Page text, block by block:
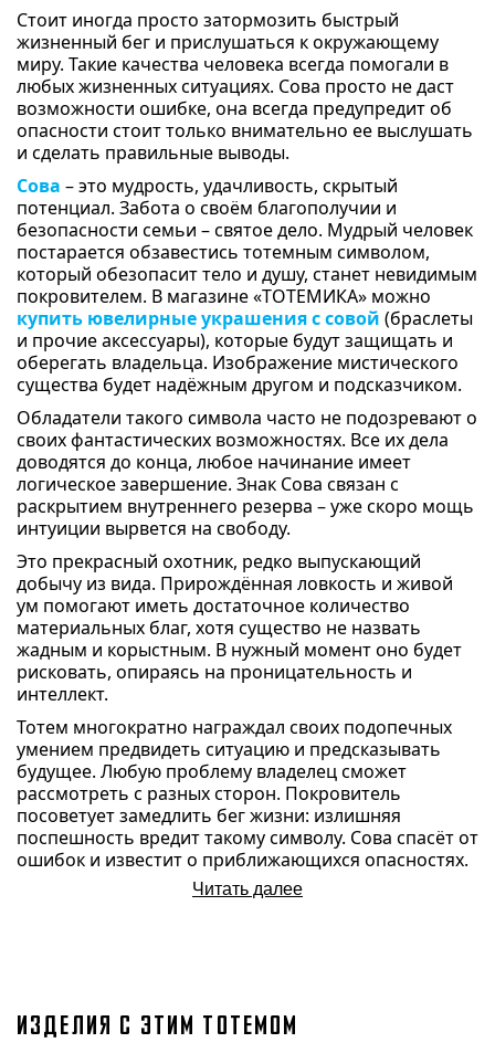
Стоит иногда просто затормозить быстрый
жизненный бег и прислушаться к окружающему
миру. Такие качества человека всегда помогали в
любых жизненных ситуациях. Сова просто не даст
возможности ошибке, она всегда предупредит об
опасности стоит только внимательно ее выслушать
и сделать правильные выводы.
Сова – это мудрость, удачливость, скрытый
потенциал. Забота о своём благополучии и
безопасности семьи – святое дело. Мудрый человек
постарается обзавестись тотемным символом,
который обезопасит тело и душу, станет невидимым
покровителем. В магазине «ТОТЕМИКА» можно
купить ювелирные украшения с совой (браслеты
и прочие аксессуары), которые будут защищать и
оберегать владельца. Изображение мистического
существа будет надёжным другом и подсказчиком.
Обладатели такого символа часто не подозревают о
своих фантастических возможностях. Все их дела
доводятся до конца, любое начинание имеет
логическое завершение. Знак Сова связан с
раскрытием внутреннего резерва – уже скоро мощь
интуиции вырвется на свободу.
Это прекрасный охотник, редко выпускающий
добычу из вида. Прирождённая ловкость и живой
ум помогают иметь достаточное количество
материальных благ, хотя существо не назвать
жадным и корыстным. В нужный момент оно будет
рисковать, опираясь на проницательность и
интеллект.
Тотем многократно награждал своих подопечных
умением предвидеть ситуацию и предсказывать
будущее. Любую проблему владелец сможет
рассмотреть с разных сторон. Покровитель
посоветует замедлить бег жизни: излишняя
поспешность вредит такому символу. Сова спасёт от
ошибок и известит о приближающихся опасностях.
Читать далее
ИЗДЕЛИЯ С ЭТИМ ТОТЕМОМ